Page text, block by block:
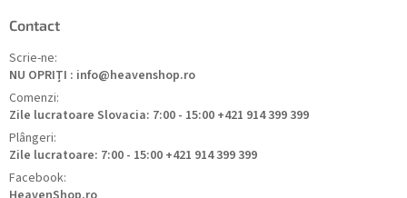
Contact
Scrie-ne:
NU OPRIȚI : info@heavenshop.ro
Comenzi:
Zile lucratoare Slovacia: 7:00 - 15:00 +421 914 399 399
Plângeri:
Zile lucratoare: 7:00 - 15:00 +421 914 399 399
Facebook: